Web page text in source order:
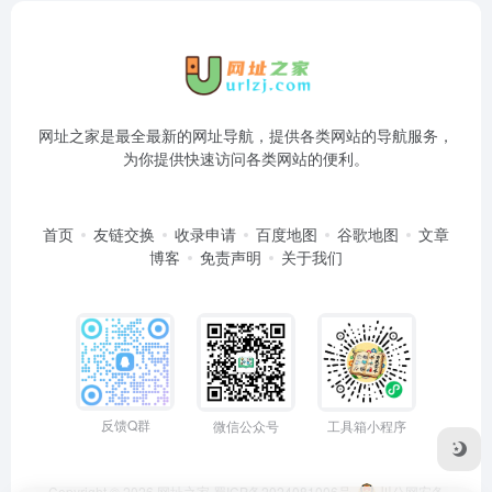
网址之家是最全最新的网址导航，提供各类网站的导航服务，
为你提供快速访问各类网站的便利。
首页 友链交换 收录申请 百度地图 谷歌地图
文章
博客
免责声明 关于我们
反馈Q群 微信公众号 工具箱小程序